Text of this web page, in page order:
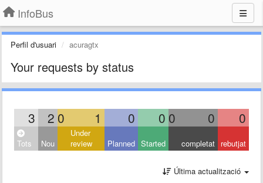
InfoBus
Perfil d'usuari acuragtx
Your requests by status
3 2 0 1 0 0 0 0 0
Tots Nou
Under
review
Planned Started completat rebutjat
Última actualització